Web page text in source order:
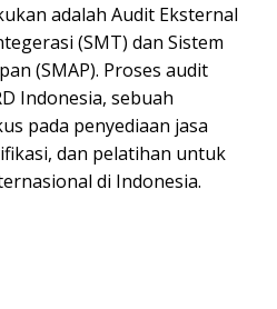
adalah Audit Eksternal
(SMT) dan Sistem
(SMAP). Proses audit
Indonesia, sebuah
pada penyediaan jasa
dan pelatihan untuk
di Indonesia.